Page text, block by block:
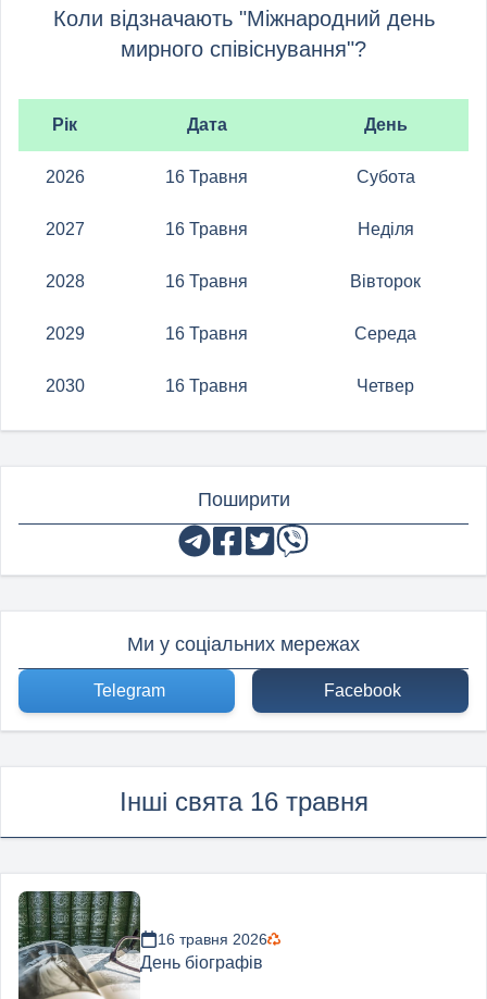
Коли відзначають "Міжнародний день
мирного співіснування"?
Рік Дата День
2026 16 Травня Субота
2027 16 Травня Неділя
2028 16 Травня Вівторок
2029 16 Травня Середа
2030 16 Травня Четвер
Поширити
Ми у соціальних мережах
Telegram Facebook
Інші свята 16 травня
16 травня 2026
День біографів